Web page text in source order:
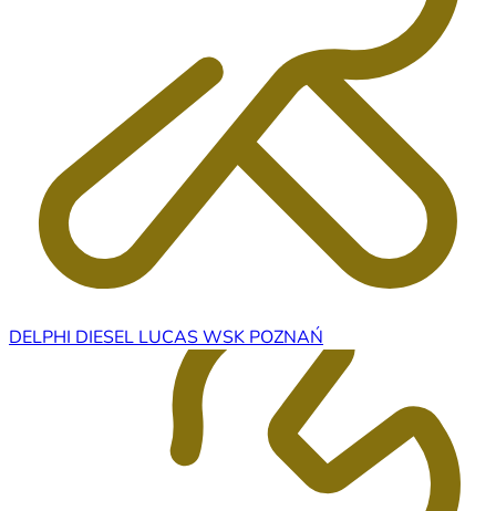
DELPHI DIESEL LUCAS WSK POZNAŃ